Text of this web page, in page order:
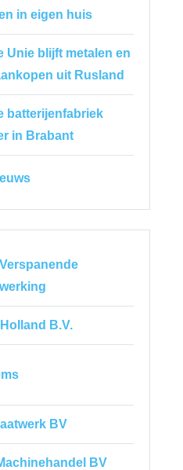
in eigen huis
Unie blijft metalen en
uit Rusland
batterijenfabriek
in Brabant
B.V.
BV
BV